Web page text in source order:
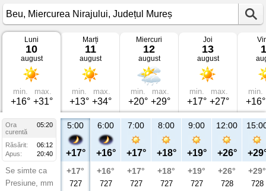
Vremea
Beu
Miercurea
Nirajului,
Județul
Mureș
Luni
10
august
min.
+16°
max.
+31°
Marți
11
august
min.
+13°
max.
+34°
Miercuri
12
august
min.
+20°
max.
+29°
Joi
13
august
min.
+17°
max.
+27°
min.
+16°
Ora
05:20
curentă
Răsărit:
06:12
Apus:
20:40
Se simte ca
Presiune, mm
5:00
+17°
+17°
727
6:00
+16°
+16°
727
7:00
+17°
+17°
727
8:00
+18°
+18°
727
9:00
+19°
+19°
727
12:00
+26°
+26°
728
+29°
728